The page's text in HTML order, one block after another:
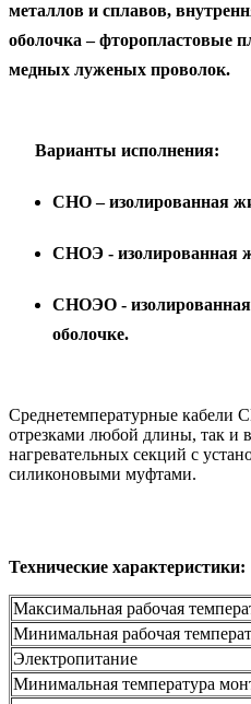
металлов и сплавов,
оболочка – фторопластовые
медных луженых проволок.
Варианты исполнения:
СНО – изолированная
СНОЭ - изолированная
СНОЭО -
оболочке.
Среднетемпературные кабели
отрезками любой длины, так и
нагревательных секций с
силиконовыми муфтами.
Технические характеристики:
Максимальная рабочая
Минимальная рабочая
Электропитание
Минимальная температура